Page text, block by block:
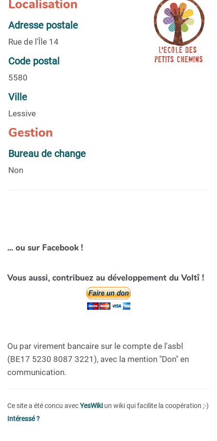
Localisation
Adresse postale
Rue de l'Île 14
Code postal
5580
Ville
Lessive
Gestion
Bureau de change
Non
... ou sur Facebook !
Vous aussi, contribuez au développement du Voltî !
Ou par virement bancaire sur le compte de l'asbl
(BE17 5230 8087 3221), avec la mention "Don" en
communication.
Ce site a été concu avecYesWiki un wiki qui facilite la coopération ;-)
Intéressé ?